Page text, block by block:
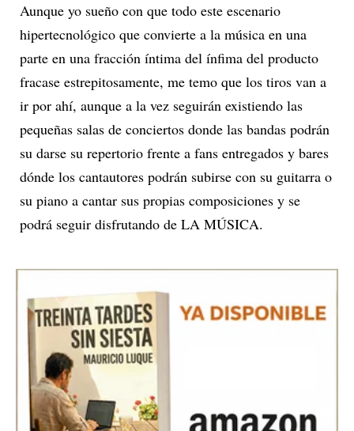
Aunque yo sueño con que todo este escenario
hipertecnológico que convierte a la música en una
parte en una fracción íntima del ínfima del producto
fracase estrepitosamente, me temo que los tiros van a
ir por ahí, aunque a la vez seguirán existiendo las
pequeñas salas de conciertos donde las bandas podrán
su darse su repertorio frente a fans entregados y bares
dónde los cantautores podrán subirse con su guitarra o
su piano a cantar sus propias composiciones y se
podrá seguir disfrutando de LA MÚSICA.